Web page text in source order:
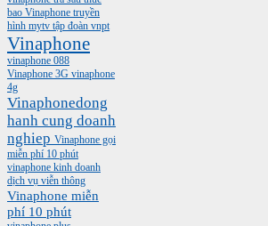
bao Vinaphone truyền
hình mytv tập đoàn vnpt
Vinaphone
vinaphone 088
Vinaphone 3G vinaphone
4g
Vinaphonedong
hanh cung doanh
nghiep Vinaphone gọi
miễn phí 10 phút
vinaphone kinh doanh
dịch vụ viễn thông
Vinaphone miễn
phí 10 phút